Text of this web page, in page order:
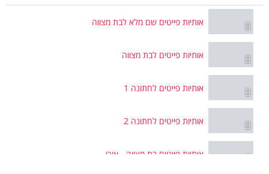
אותיות פייטים שם מלא לבת מצווה
אותיות פייטים לבת מצווה
אותיות פייטים לחתונה 1
אותיות פייטים לחתונה 2
אותיות פייטים בת מצווה - אורן